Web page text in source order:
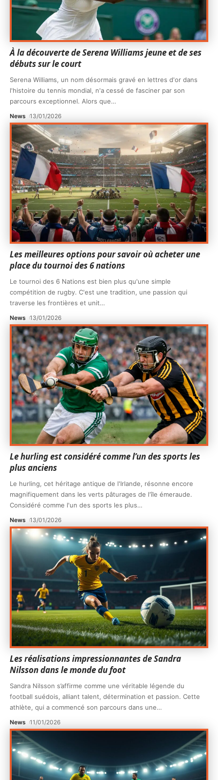
À la découverte de Serena Williams jeune et de ses
débuts sur le court
Serena Williams, un nom désormais gravé en lettres d'or dans
l'histoire du tennis mondial, n'a cessé de fasciner par son
parcours exceptionnel. Alors que…
News 13/01/2026
Les meilleures options pour savoir où acheter une
place du tournoi des 6 nations
Le tournoi des 6 Nations est bien plus qu'une simple
compétition de rugby. C'est une tradition, une passion qui
traverse les frontières et unit…
News 13/01/2026
Le hurling est considéré comme l’un des sports les
plus anciens
Le hurling, cet héritage antique de l'Irlande, résonne encore
magnifiquement dans les verts pâturages de l'île émeraude.
Considéré comme l'un des sports les plus…
News 13/01/2026
Les réalisations impressionnantes de Sandra
Nilsson dans le monde du foot
Sandra Nilsson s’affirme comme une véritable légende du
football suédois, alliant talent, détermination et passion. Cette
athlète, qui a commencé son parcours dans une…
News 11/01/2026